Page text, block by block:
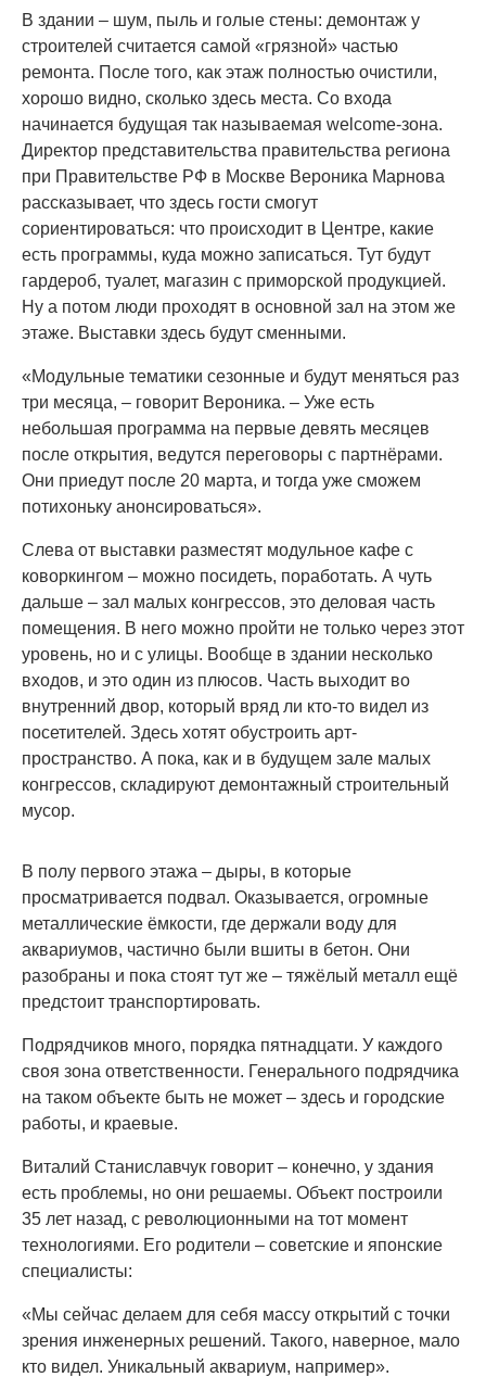
В здании – шум, пыль и голые стены: демонтаж у
строителей считается самой «грязной» частью
ремонта. После того, как этаж полностью очистили,
хорошо видно, сколько здесь места. Со входа
начинается будущая так называемая welcome-зона.
Директор представительства правительства региона
при Правительстве РФ в Москве Вероника Марнова
рассказывает, что здесь гости смогут
сориентироваться: что происходит в Центре, какие
есть программы, куда можно записаться. Тут будут
гардероб, туалет, магазин с приморской продукцией.
Ну а потом люди проходят в основной зал на этом же
этаже. Выставки здесь будут сменными.
«Модульные тематики сезонные и будут меняться раз
три месяца, – говорит Вероника. – Уже есть
небольшая программа на первые девять месяцев
после открытия, ведутся переговоры с партнёрами.
Они приедут после 20 марта, и тогда уже сможем
потихоньку анонсироваться».
Слева от выставки разместят модульное кафе с
коворкингом – можно посидеть, поработать. А чуть
дальше – зал малых конгрессов, это деловая часть
помещения. В него можно пройти не только через этот
уровень, но и с улицы. Вообще в здании несколько
входов, и это один из плюсов. Часть выходит во
внутренний двор, который вряд ли кто-то видел из
посетителей. Здесь хотят обустроить арт-
пространство. А пока, как и в будущем зале малых
конгрессов, складируют демонтажный строительный
мусор.
В полу первого этажа – дыры, в которые
просматривается подвал. Оказывается, огромные
металлические ёмкости, где держали воду для
аквариумов, частично были вшиты в бетон. Они
разобраны и пока стоят тут же – тяжёлый металл ещё
предстоит транспортировать.
Подрядчиков много, порядка пятнадцати. У каждого
своя зона ответственности. Генерального подрядчика
на таком объекте быть не может – здесь и городские
работы, и краевые.
Виталий Станиславчук говорит – конечно, у здания
есть проблемы, но они решаемы. Объект построили
35 лет назад, с революционными на тот момент
технологиями. Его родители – советские и японские
специалисты:
«Мы сейчас делаем для себя массу открытий с точки
зрения инженерных решений. Такого, наверное, мало
кто видел. Уникальный аквариум, например».